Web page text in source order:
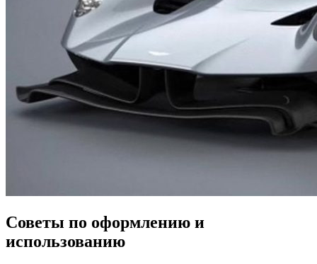
Советы по оформлению и
использованию